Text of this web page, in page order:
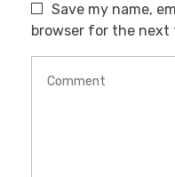
Save my name,
browser for the next